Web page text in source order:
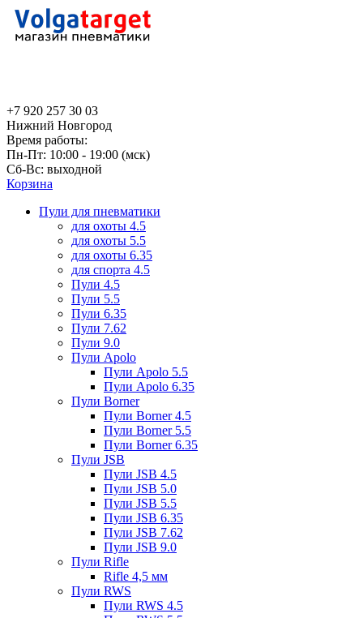
+7 920 257 30 03
Нижний Новгород
Время работы:
Пн-Пт: 10:00 - 19:00 (мск)
Сб-Вс: выходной
Корзина
Пули для пневматики
для охоты 4.5
для охоты 5.5
для охоты 6.35
для спорта 4.5
Пули 4.5
Пули 5.5
Пули 6.35
Пули 7.62
Пули 9.0
Пули Apolo
Пули Apolo 5.5
Пули Apolo 6.35
Пули Borner
Пули Borner 4.5
Пули Borner 5.5
Пули Borner 6.35
Пули JSB
Пули JSB 4.5
Пули JSB 5.0
Пули JSB 5.5
Пули JSB 6.35
Пули JSB 7.62
Пули JSB 9.0
Пули Rifle
Rifle 4,5 мм
Пули RWS
Пули RWS 4.5